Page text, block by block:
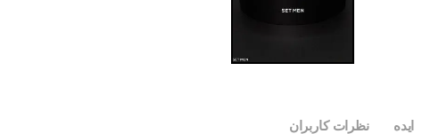
ایده نظرات کاربران